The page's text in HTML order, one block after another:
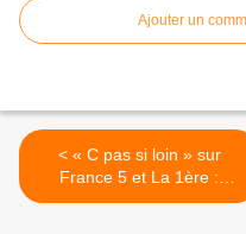
Ajouter un
< « C pas si loin » sur
France 5 et La 1ère :
découvrez la